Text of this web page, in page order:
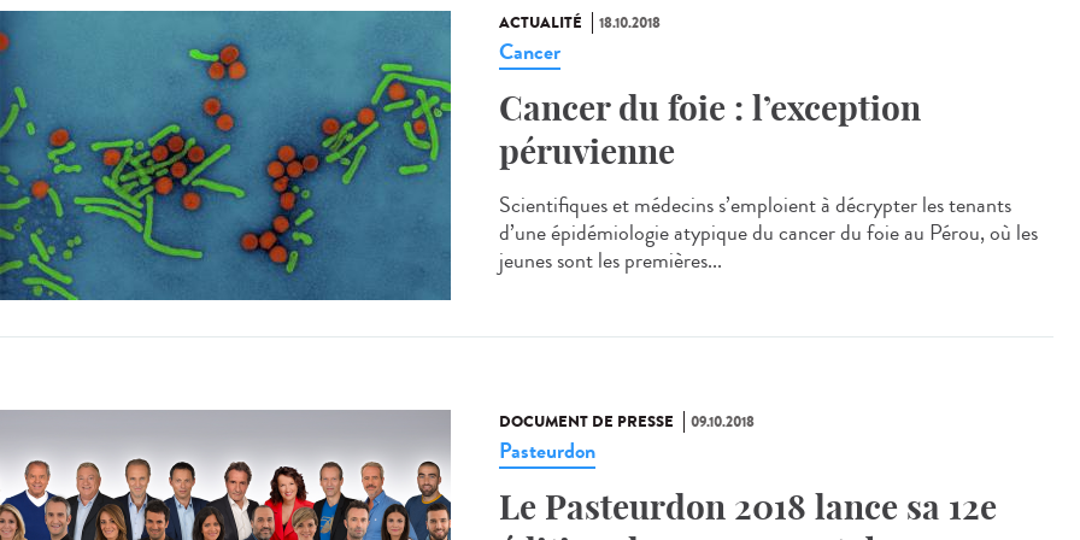
ACTUALITÉ 18.10.2018
Cancer
Cancer du foie : l’exception
péruvienne
Scientifiques et médecins s’emploient à décrypter les tenants
d’une épidémiologie atypique du cancer du foie au Pérou, où les
jeunes sont les premières...
DOCUMENT DE PRESSE 09.10.2018
Pasteurdon
Le Pasteurdon 2018 lance sa 12e